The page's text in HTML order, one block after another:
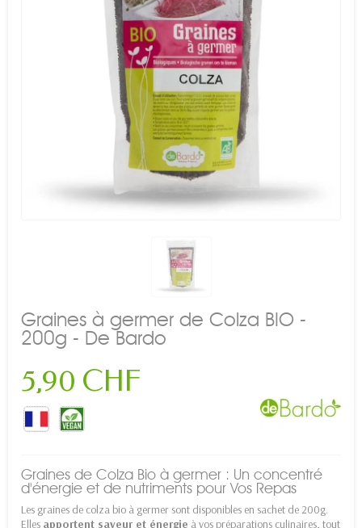
Graines à germer de Colza BIO -
200g - De Bardo
5,90 CHF
Graines de Colza Bio à germer : Un concentré
d'énergie et de nutriments pour Vos Repas
Les graines de colza bio à germer sont disponibles en sachet de 200g.
Elles apportent saveur et énergie à vos préparations culinaires, tout